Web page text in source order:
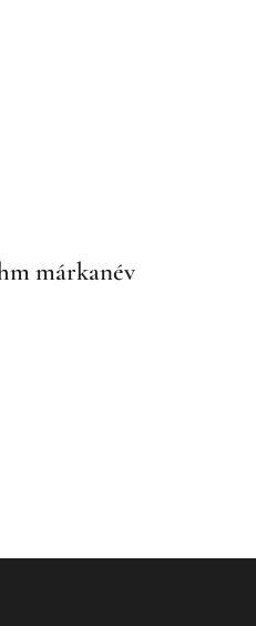
márkanév